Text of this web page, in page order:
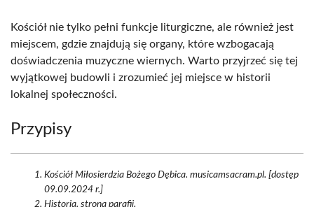
Kościół nie tylko pełni funkcje liturgiczne, ale również jest
miejscem, gdzie znajdują się organy, które wzbogacają
doświadczenia muzyczne wiernych. Warto przyjrzeć się tej
wyjątkowej budowli i zrozumieć jej miejsce w historii
lokalnej społeczności.
Przypisy
Kościół Miłosierdzia Bożego Dębica. musicamsacram.pl. [dostęp
09.09.2024 r.]
Historia. strona parafii.